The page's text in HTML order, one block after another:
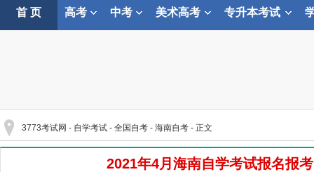
首 页 高考 中考 美术高考 专升本考试
3773考试网 - 自学考试 - 全国自考 - 海南自考 - 正文
2021年4月海南自学考试报名报